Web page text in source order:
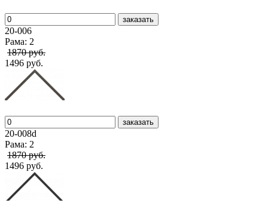
заказать
20-006
Рама: 2
1870 руб.
1496 руб.
заказать
20-008d
Рама: 2
1870 руб.
1496 руб.